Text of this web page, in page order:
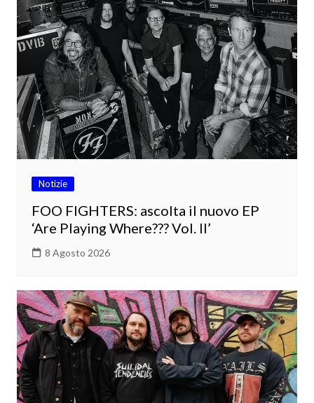
Notizie
FOO FIGHTERS: ascolta il nuovo EP
‘Are Playing Where??? Vol. II’
8 Agosto 2026